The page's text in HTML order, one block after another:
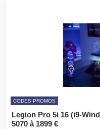
CODES PROMOS
Legion Pro 5i 16 (i9-
5070 à 1899 €